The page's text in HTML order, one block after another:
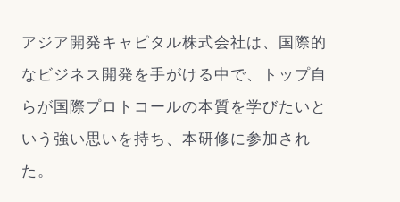
アジア開発キャピタル株式会社は、国際的
なビジネス開発を手がける中で、トップ自
らが国際プロトコールの本質を学びたいと
いう強い思いを持ち、本研修に参加され
た。